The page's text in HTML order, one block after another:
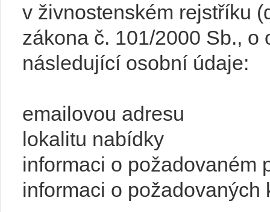
v živnostenském rejstříku
zákona č. 101/2000 Sb.,
následující osobní údaje:
emailovou adresu
lokalitu nabídky
informaci o požadovaném
informaci o